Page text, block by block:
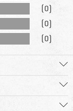
(0)
(0)
(0)